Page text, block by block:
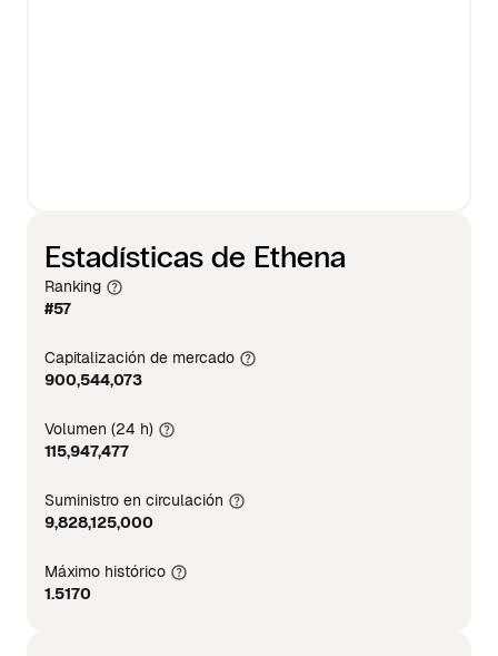
Estadísticas de Ethena
Ranking
#57
Capitalización de mercado
900,544,073
Volumen (24 h)
115,947,477
Suministro en circulación
9,828,125,000
Máximo histórico
1.5170